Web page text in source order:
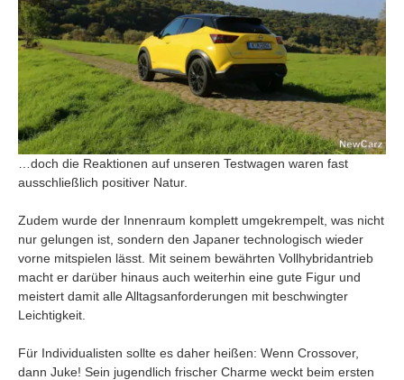
…doch die Reaktionen auf unseren Testwagen waren fast
ausschließlich positiver Natur.
Zudem wurde der Innenraum komplett umgekrempelt, was nicht
nur gelungen ist, sondern den Japaner technologisch wieder
vorne mitspielen lässt. Mit seinem bewährten Vollhybridantrieb
macht er darüber hinaus auch weiterhin eine gute Figur und
meistert damit alle Alltagsanforderungen mit beschwingter
Leichtigkeit.
Für Individualisten sollte es daher heißen: Wenn Crossover,
dann Juke! Sein jugendlich frischer Charme weckt beim ersten